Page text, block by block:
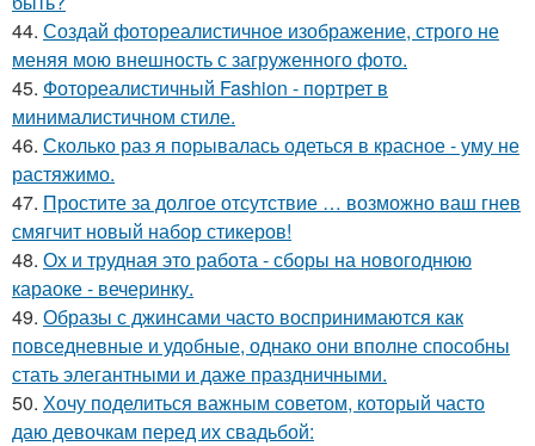
44. Создай фотореалистичное изображение, строго не
меняя мою внешность с загруженного фото.
45. Фотореалистичный Fashion - портрет в
минималистичном стиле.
46. Сколько раз я порывалась одеться в красное - уму не
растяжимо.
47. Простите за долгое отсутствие … возможно ваш гнев
смягчит новый набор стикеров!
48. Ох и трудная это работа - сборы на новогоднюю
караоке - вечеринку.
49. Образы с джинсами часто воспринимаются как
повседневные и удобные, однако они вполне способны
стать элегантными и даже праздничными.
50. Хочу поделиться важным советом, который часто
даю девочкам перед их свадьбой: